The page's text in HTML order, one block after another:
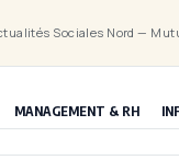
Sociales Nord —
MANAGEMENT & RH